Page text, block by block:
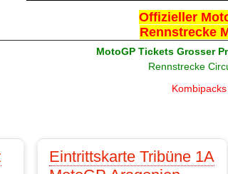
Offizieller
Rennstrecke
MotoGP Tickets Grosser
Rennstrecke
Eintrittskarte Tribüne 1A